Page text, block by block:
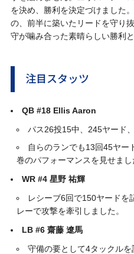
を決め、勝利を決定づけました
の、前半に築いたリードを守り
守が噛み合った素晴らしい勝利と
注目スタッツ
QB #18 Ellis Aaron
パス26投15中、245ヤード
自らのランでも13回45ヤー
巻のパフォーマンスを見せまし
WR #4 星野 祐輝
レシーブ6回で150ヤードを
レーで攻撃を牽引しました。
LB #6 齋藤 遼馬
守備の要として4タックル